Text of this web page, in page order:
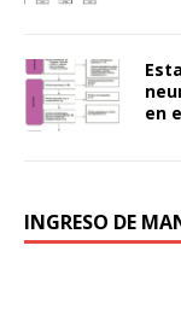
en
INGRESO DE